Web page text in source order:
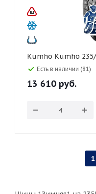
Kumho
Есть в наличии (81)
13 610 руб.
1